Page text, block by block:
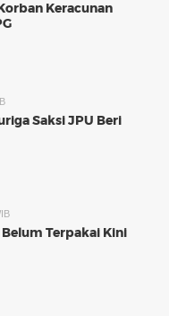
Keracunan
Saksi JPU Beri
Terpakai Kini